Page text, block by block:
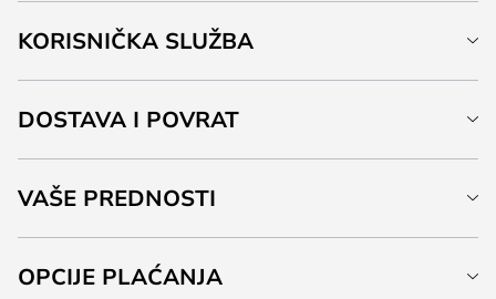
KORISNIČKA SLUŽBA
DOSTAVA I POVRAT
VAŠE PREDNOSTI
OPCIJE PLAĆANJA